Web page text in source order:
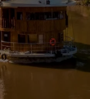
0 Comments